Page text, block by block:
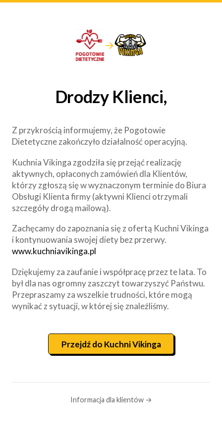
→
Drodzy Klienci,
Z przykrością informujemy, że Pogotowie
Dietetyczne zakończyło działalność operacyjną.
Kuchnia Vikinga zgodziła się przejąć realizację
aktywnych, opłaconych zamówień dla Klientów,
którzy zgłoszą się w wyznaczonym terminie do Biura
Obsługi Klienta firmy (aktywni Klienci otrzymali
szczegóły drogą mailową).
Zachęcamy do zapoznania się z ofertą Kuchni Vikinga
i kontynuowania swojej diety bez przerwy.
www.kuchniavikinga.pl
Dziękujemy za zaufanie i współpracę przez te lata. To
był dla nas ogromny zaszczyt towarzyszyć Państwu.
Przepraszamy za wszelkie trudności, które mogą
wynikać z sytuacji, w której się znaleźliśmy.
Przejdź do Kuchni Vikinga
Informacja dla klientów →